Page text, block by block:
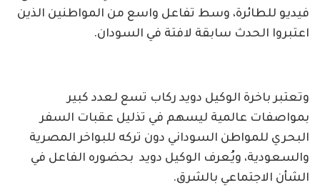
فيديو للطائرة، وسط تفاعل واسع من المواطنين الذين
اعتبروا الحدث سابقة لافتة في السودان.
وتعتبر باخرة الوكيل دويد ركاب تسع لعدد كبير
بمواصفات عالمية ليسهم في تذليل عقبات السفر
البحري للمواطن السوداني دون تركه للبواخر المصرية
والسعودية، ويُعرف الوكيل دويد بحضوره الفاعل في
الشأن الاجتماعي بالشرق.